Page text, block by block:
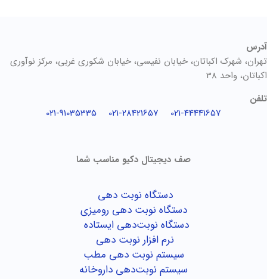
آدرس
تهران، شهرک اکباتان، خیابان نفیسی، خیابان شکوری غربی، مرکز نوآوری
اکباتان، واحد 38
تلفن
021-44441657
021-28421657
021-91035335
صف دیجیتال دکیو مناسب شما
دستگاه نوبت دهی
دستگاه نوبت دهی رومیزی
دستگاه نوبت‌دهی ایستاده
نرم افزار نوبت دهی
سیستم نوبت دهی مطب
سیستم نوبت‌دهی داروخانه